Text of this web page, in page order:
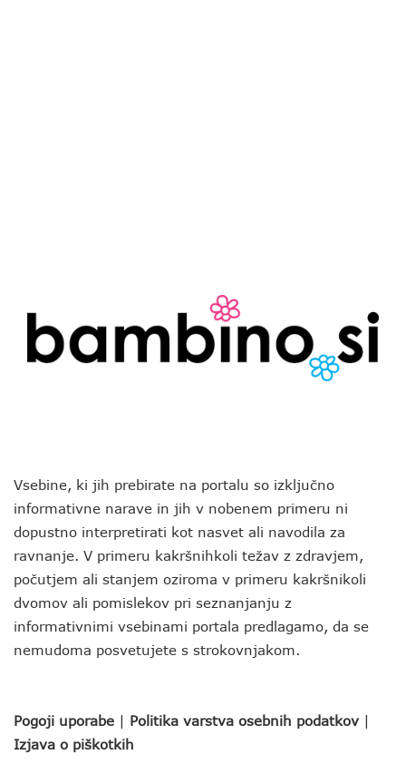
Vsebine, ki jih prebirate na portalu so izključno
informativne narave in jih v nobenem primeru ni
dopustno interpretirati kot nasvet ali navodila za
ravnanje. V primeru kakršnihkoli težav z zdravjem,
počutjem ali stanjem oziroma v primeru kakršnikoli
dvomov ali pomislekov pri seznanjanju z
informativnimi vsebinami portala predlagamo, da se
nemudoma posvetujete s strokovnjakom.
Pogoji uporabe | Politika varstva osebnih podatkov |
Izjava o piškotkih